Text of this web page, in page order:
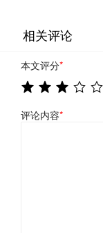
相关评论
本文评分*
评论内容*